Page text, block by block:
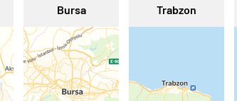
Bursa Trabzon